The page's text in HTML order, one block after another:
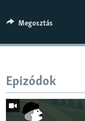
Megosztás
Epizódok